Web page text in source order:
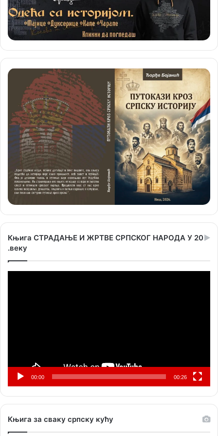
Књига СТРАДАЊЕ И ЖРТВЕ СРПСКОГ НАРОДА У 20
.веку
00:00 00:26
Књига за сваку српску кућу